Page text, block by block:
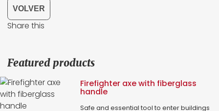
VOLVER
Share this
Featured products
Firefighter axe with fiberglass
handle
Safe and essential tool to enter buildings